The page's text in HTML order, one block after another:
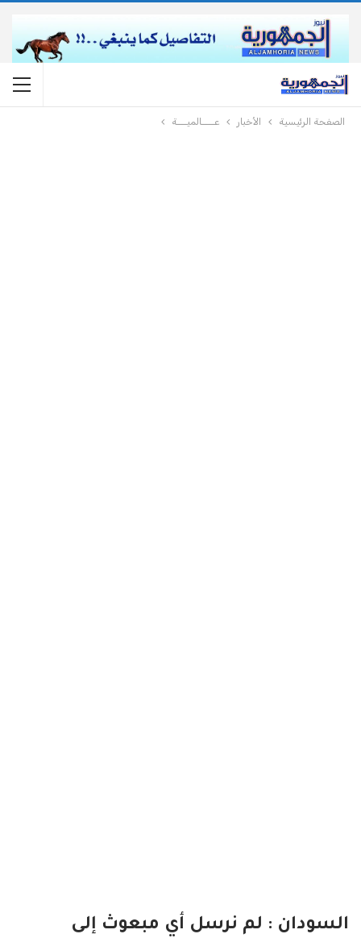
الصفحة الرئيسية الأخبار عــــالميـــة
السودان : لم نرسل أي مبعوث إلى